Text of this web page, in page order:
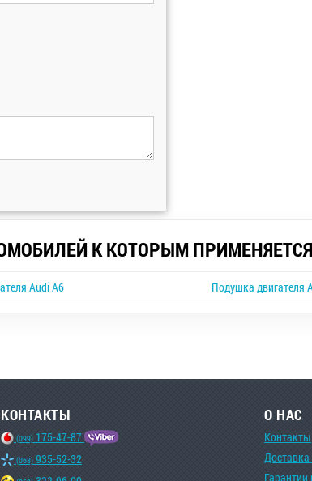
К КОТОРЫМ
Audi A6 Подушка двигателя
КОНТАКТЫ
(099) 175-47-87
(068) 935-52-32
О НАС
Контакты
Гарантии